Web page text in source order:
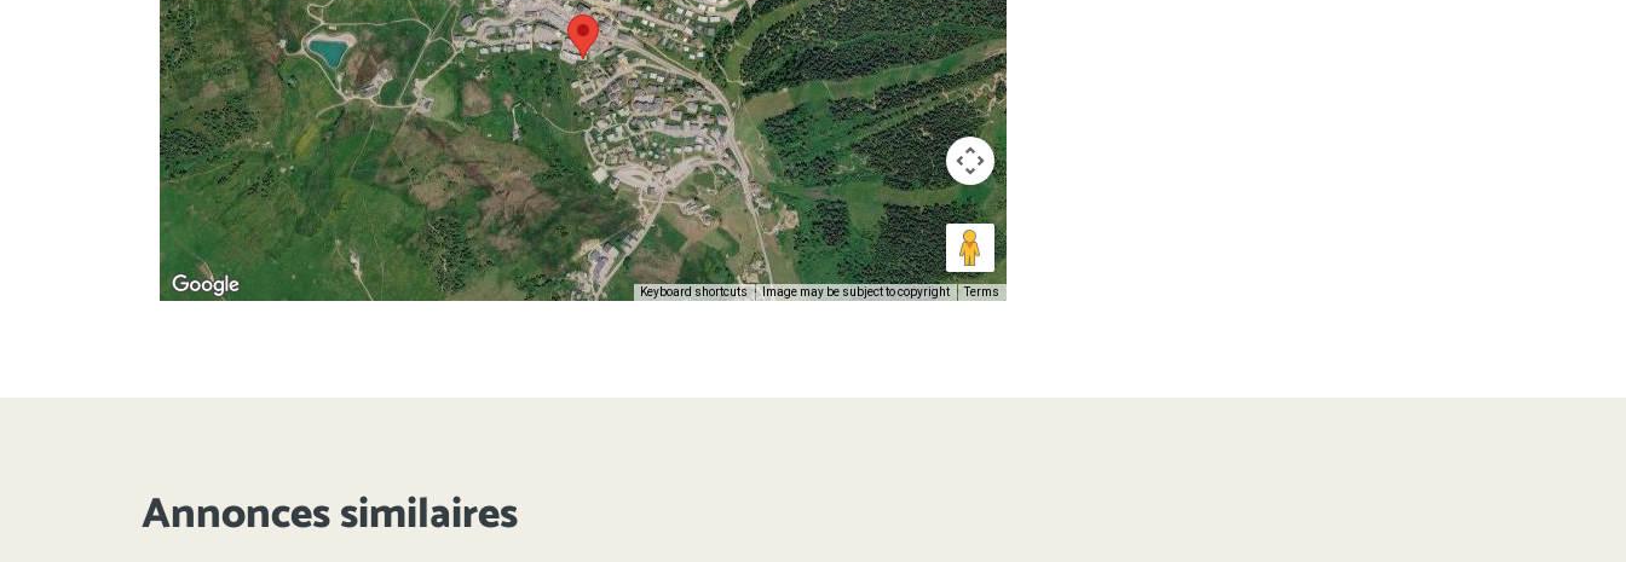
Keyboard shortcuts Image may be subject to copyright Terms
Annonces similaires